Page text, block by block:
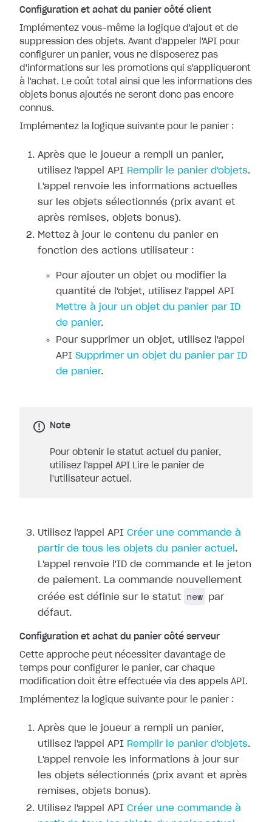
Configuration et achat du panier côté client
Implémentez vous-même la logique d'ajout et de
suppression des objets. Avant d'appeler l'API pour
configurer un panier, vous ne disposerez pas
d'informations sur les promotions qui s'appliqueront
à l'achat. Le coût total ainsi que les informations des
objets bonus ajoutés ne seront donc pas encore
connus.
Implémentez la logique suivante pour le panier :
Après que le joueur a rempli un panier,
utilisez l'appel API Remplir le panier d'objets.
L'appel renvoie les informations actuelles
sur les objets sélectionnés (prix avant et
après remises, objets bonus).
Mettez à jour le contenu du panier en
fonction des actions utilisateur :
Pour ajouter un objet ou modifier la
quantité de l'objet, utilisez l'appel API
Mettre à jour un objet du panier par ID
de panier.
Pour supprimer un objet, utilisez l'appel
API Supprimer un objet du panier par ID
de panier.
Note
Pour obtenir le statut actuel du panier,
utilisez l'appel API Lire le panier de
l'utilisateur actuel.
Utilisez l'appel API Créer une commande à
partir de tous les objets du panier actuel .
L'appel renvoie l'ID de commande et le jeton
de paiement. La commande nouvellement
créée est définie sur le statut
new
par
défaut.
Configuration et achat du panier côté serveur
Cette approche peut nécessiter davantage de
temps pour configurer le panier, car chaque
modification doit être effectuée via des appels API.
Implémentez la logique suivante pour le panier :
Après que le joueur a rempli un panier,
utilisez l'appel API Remplir le panier d'objets.
L'appel renvoie les informations à jour sur
les objets sélectionnés (prix avant et après
remises, objets bonus).
Utilisez l'appel API Créer une commande à